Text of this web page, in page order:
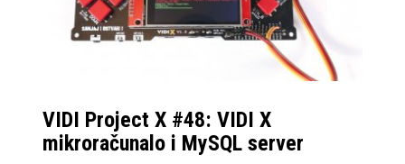
VIDI Project X #48: VIDI X
mikroračunalo i MySQL server